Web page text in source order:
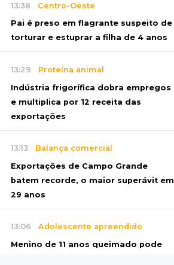
13:38 Centro-Oeste
Pai é preso em flagrante suspeito de
torturar e estuprar a filha de 4 anos
13:29 Proteína animal
Indústria frigorífica dobra empregos
e multiplica por 12 receita das
exportações
13:13 Balança comercial
Exportações de Campo Grande
batem recorde, o maior superávit em
29 anos
13:06 Adolescente apreendido
Menino de 11 anos queimado pode